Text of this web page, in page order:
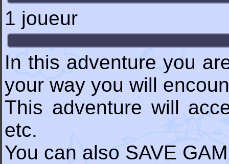
1 joueur
In this adventure you
your way you will
This adventure will
etc.
You can also SAVE